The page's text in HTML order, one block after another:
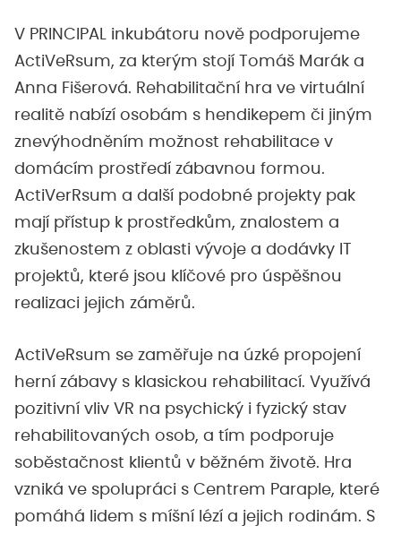
V PRINCIPAL inkubátoru nově podporujeme
ActiVeRsum, za kterým stojí Tomáš Marák a
Anna Fišerová. Rehabilitační hra ve virtuální
realitě nabízí osobám s hendikepem či jiným
znevýhodněním možnost rehabilitace v
domácím prostředí zábavnou formou.
ActiVerRsum a další podobné projekty pak
mají přístup k prostředkům, znalostem a
zkušenostem z oblasti vývoje a dodávky IT
projektů, které jsou klíčové pro úspěšnou
realizaci jejich záměrů.
ActiVeRsum se zaměřuje na úzké propojení
herní zábavy s klasickou rehabilitací. Využívá
pozitivní vliv VR na psychický i fyzický stav
rehabilitovaných osob, a tím podporuje
soběstačnost klientů v běžném životě. Hra
vzniká ve spolupráci s Centrem Paraple, které
pomáhá lidem s míšní lézí a jejich rodinám. S